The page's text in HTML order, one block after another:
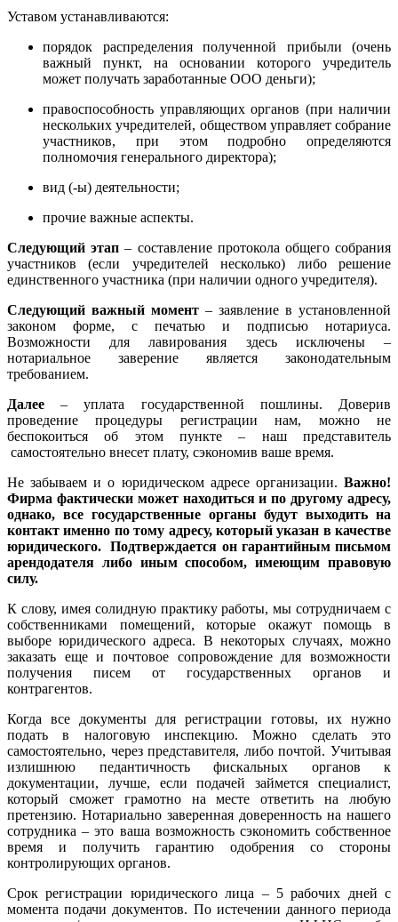
Уставом устанавливаются:
порядок распределения полученной прибыли (очень
важный пункт, на основании которого учредитель
может получать заработанные ООО деньги);
правоспособность управляющих органов (при наличии
нескольких учредителей, обществом управляет собрание
участников, при этом подробно определяются
полномочия генерального директора);
вид (-ы) деятельности;
прочие важные аспекты.
Следующий этап – составление протокола общего собрания
участников (если учредителей несколько) либо решение
единственного участника (при наличии одного учредителя).
Следующий важный момент – заявление в установленной
законом форме, с печатью и подписью нотариуса.
Возможности для лавирования здесь исключены –
нотариальное заверение является законодательным
требованием.
Далее – уплата государственной пошлины. Доверив
проведение процедуры регистрации нам, можно не
беспокоиться об этом пункте – наш представитель
самостоятельно внесет плату, сэкономив ваше время.
Не забываем и о юридическом адресе организации. Важно!
Фирма фактически может находиться и по другому адресу,
однако, все государственные органы будут выходить на
контакт именно по тому адресу, который указан в качестве
юридического. Подтверждается он гарантийным письмом
арендодателя либо иным способом, имеющим правовую
силу.
К слову, имея солидную практику работы, мы сотрудничаем с
собственниками помещений, которые окажут помощь в
выборе юридического адреса. В некоторых случаях, можно
заказать еще и почтовое сопровождение для возможности
получения писем от государственных органов и
контрагентов.
Когда все документы для регистрации готовы, их нужно
подать в налоговую инспекцию. Можно сделать это
самостоятельно, через представителя, либо почтой. Учитывая
излишнюю педантичность фискальных органов к
документации, лучше, если подачей займется специалист,
который сможет грамотно на месте ответить на любую
претензию. Нотариально заверенная доверенность на нашего
сотрудника – это ваша возможность сэкономить собственное
время и получить гарантию одобрения со стороны
контролирующих органов.
Срок регистрации юридического лица – 5 рабочих дней с
момента подачи документов. По истечении данного периода